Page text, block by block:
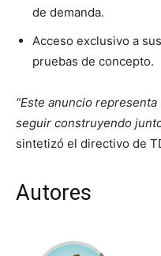
de demanda.
Acceso exclusivo a sus
pruebas de concepto.
“Este anuncio
seguir construyendo
sintetizó el directivo de
Autores